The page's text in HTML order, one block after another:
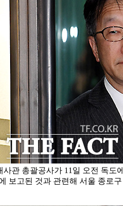
관 총괄공사가 11일 오전 독도
보고된 것과 관련해 서울 종로